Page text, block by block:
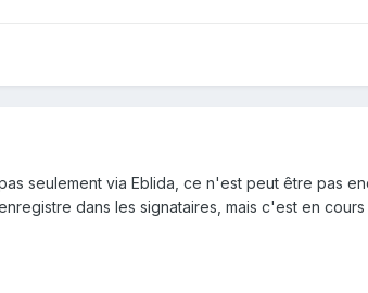
seulement via Eblida, ce n'est peut être pas
dans les signataires, mais c'est en cours